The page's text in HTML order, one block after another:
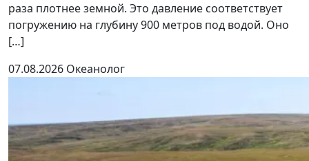
раза плотнее земной. Это давление соответствует
погружению на глубину 900 метров под водой. Оно
[…]
07.08.2026 Океанолог